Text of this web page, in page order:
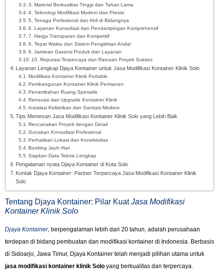
3. Material Berkualitas Tinggi dan Tahan Lama
4. Teknologi Modifikasi Modern dan Presisi
5. Tenaga Profesional dan Ahli di Bidangnya
6. Layanan Konsultasi dan Pendampingan Komprehensif
7. Harga Transparan dan Kompetitif
8. Tepat Waktu dan Sistem Pengiriman Andal
9. Jaminan Garansi Produk dan Layanan
10. Reputasi Terpercaya dan Ratusan Proyek Sukses
Layanan Lengkap Djaya Kontainer untuk Jasa Modifikasi Kontainer Klinik Solo
Modifikasi Kontainer Klinik Portable
Pembangunan Kontainer Klinik Permanen
Penambahan Ruang Spesialis
Renovasi dan Upgrade Kontainer Klinik
Instalasi Kelistrikan dan Sanitasi Modern
Tips Memesan Jasa Modifikasi Kontainer Klinik Solo yang Lebih Baik
Rencanakan Proyek dengan Detail
Gunakan Konsultasi Profesional
Perhatikan Lokasi dan Konektivitas
Booking Jauh Hari
Siapkan Data Teknis Lengkap
Pengalaman nyata Djaya Kontainer di Kota Solo
Kontak Djaya Kontainer: Partner Terpercaya Jasa Modifikasi Kontainer Klinik
Solo
Tentang Djaya Kontainer: Pilar KuatJasa Modifikasi
Kontainer Klinik Solo
Djaya Kontainer, berpengalaman lebih dari 20 tahun, adalah perusahaan
terdepan di bidang pembuatan dan modifikasi kontainer di Indonesia. Berbasis
di Sidoarjo, Jawa Timur, Djaya Kontainer telah menjadi pilihan utama untuk
jasa modifikasi kontainer klinik Solo yang berkualitas dan terpercaya.